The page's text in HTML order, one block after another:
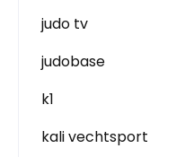
judo tv
judobase
k1
kali vechtsport